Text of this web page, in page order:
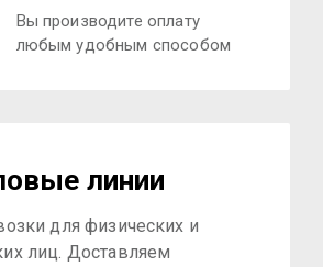
Вы производите оплату
любым удобным способом
линии
для физических и
лиц. Доставляем